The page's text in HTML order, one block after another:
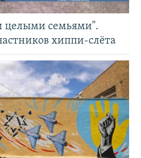
целыми семьями".
хиппи-слёта